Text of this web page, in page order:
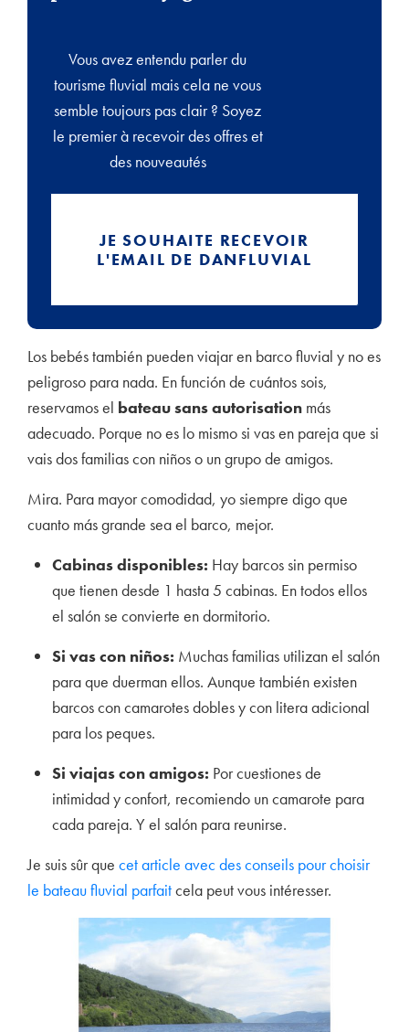
Vous avez entendu parler du
tourisme fluvial mais cela ne vous
semble toujours pas clair ? Soyez
le premier à recevoir des offres et
des nouveautés
JE SOUHAITE RECEVOIR
L'EMAIL DE DANFLUVIAL
Los bebés también pueden viajar en barco fluvial y no es
peligroso para nada. En función de cuántos sois,
reservamos el bateau sans autorisation más
adecuado. Porque no es lo mismo si vas en pareja que si
vais dos familias con niños o un grupo de amigos.
Mira. Para mayor comodidad, yo siempre digo que
cuanto más grande sea el barco, mejor.
Cabinas disponibles: Hay barcos sin permiso
que tienen desde 1 hasta 5 cabinas. En todos ellos
el salón se convierte en dormitorio.
Si vas con niños: Muchas familias utilizan el salón
para que duerman ellos. Aunque también existen
barcos con camarotes dobles y con litera adicional
para los peques.
Si viajas con amigos: Por cuestiones de
intimidad y confort, recomiendo un camarote para
cada pareja. Y el salón para reunirse.
Je suis sûr que cet article avec des conseils pour choisir
le bateau fluvial parfaitcela peut vous intéresser.